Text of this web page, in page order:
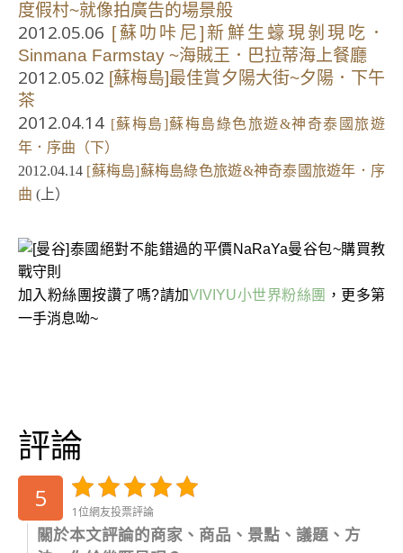
度假村~就像拍廣告的場景般
2012.05.06 [蘇叻咔尼]新鮮生蠔現剝現吃．
Sinmana Farmstay ~海賊王．巴拉蒂海上餐廳
2012.05.02 [蘇梅島]最佳賞夕陽大街~夕陽．下午
茶
2012.04.14 [蘇梅島]蘇梅島綠色旅遊&神奇泰國旅遊
年．序曲（下）
2012.04.14 [蘇梅島]蘇梅島綠色旅遊&神奇泰國旅遊年．序
曲 (上）
加入粉絲團按讚了嗎?請加VIVIYU小世界粉絲團 ，更多第
一手消息呦~
評論
5 1位網友投票評論
關於本文評論的商家、商品、景點、議題、方